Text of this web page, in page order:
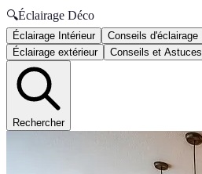
🔍Éclairage Déco
Éclairage Intérieur Conseils d'éclairage
Éclairage extérieur
Conseils et Astuces
Rechercher